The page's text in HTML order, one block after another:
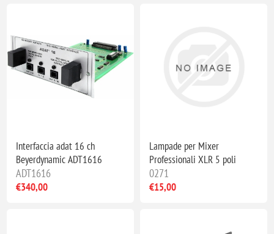
Interfaccia adat 16 ch
Beyerdynamic ADT1616
ADT1616
€340,00
Lampade per Mixer
Professionali XLR 5 poli
0271
€15,00